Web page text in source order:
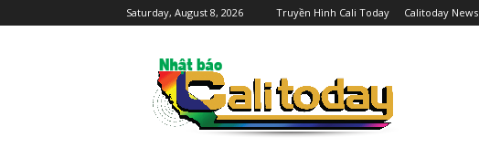
Saturday, August 8, 2026 Truyền Hình Cali Today Calitoday News